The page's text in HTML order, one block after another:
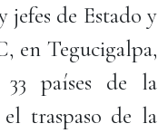
jefes de Estado y
en Tegucigalpa,
países de la
traspaso de la